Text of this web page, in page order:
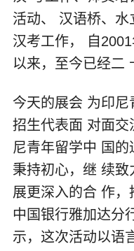
活动、 汉语桥、
汉考工作， 自
以来，至今已经二
今天的展会 为印
招生代表面 对面交
尼青年留学中 国
秉持初心，继 续
展更深入的合 作，
中国银行雅加达分
示，这次活动以语